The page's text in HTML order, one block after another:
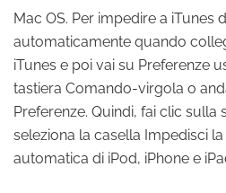
Mac OS. Per impedire a iTunes
automaticamente quando
iTunes e poi vai su Preferenze
tastiera Comando-virgola o
Preferenze. Quindi, fai clic sulla
seleziona la casella Impedisci
automatica di iPod, iPhone e